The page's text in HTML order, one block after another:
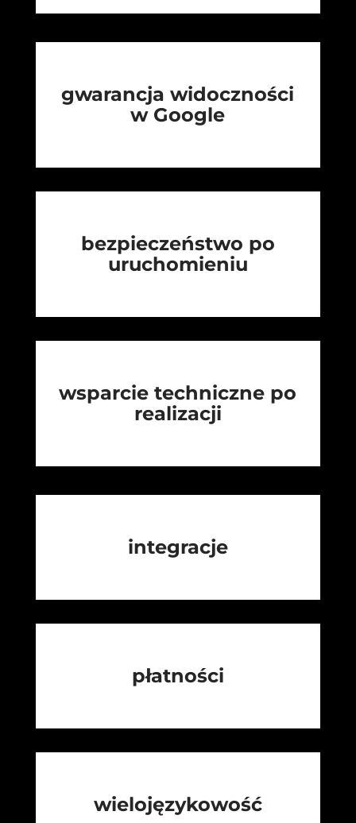
gwarancja widoczności
w Google
bezpieczeństwo po
uruchomieniu
wsparcie techniczne po
realizacji
integracje
płatności
wielojęzykowość